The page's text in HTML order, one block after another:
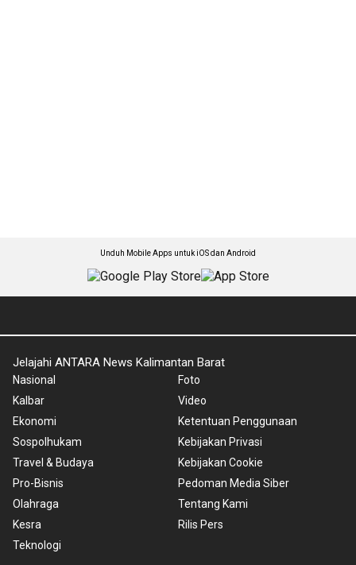
Unduh Mobile Apps untuk iOS dan Android
Jelajahi ANTARA News Kalimantan Barat
Nasional
Kalbar
Ekonomi
Sospolhukam
Travel & Budaya
Pro-Bisnis
Olahraga
Kesra
Teknologi
Foto
Video
Ketentuan Penggunaan
Kebijakan Privasi
Kebijakan Cookie
Pedoman Media Siber
Tentang Kami
Rilis Pers